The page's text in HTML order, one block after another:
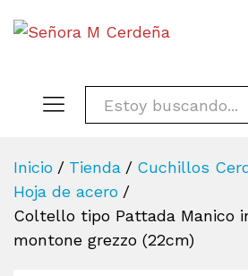
Inicio / Tienda / Cuchillos
Hoja de acero /
Coltello tipo Pattada Manico
montone grezzo (22cm)